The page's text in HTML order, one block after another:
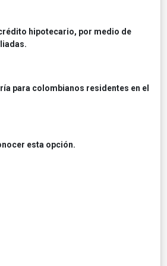
hipotecario, por medio de
para colombianos residentes en el
esta opción.